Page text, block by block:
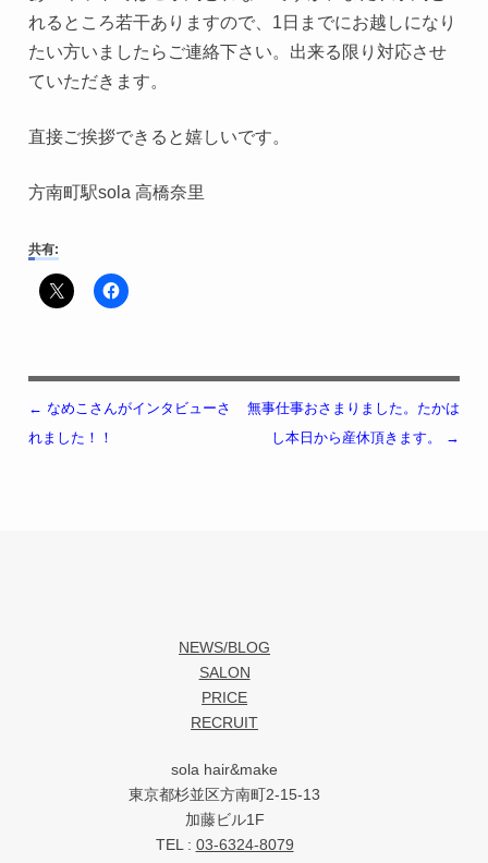
れるところ若干ありますので、1日までにお越しになり
たい方いましたらご連絡下さい。出来る限り対応させ
ていただきます。
直接ご挨拶できると嬉しいです。
方南町駅sola 高橋奈里
共有:
投稿ナビゲーション
← なめこさんがインタビューさ
れました！！
無事仕事おさまりました。たかは
し本日から産休頂きます。
→
NEWS/BLOG
SALON
PRICE
RECRUIT
sola hair&make
東京都杉並区方南町2-15-13
加藤ビル1F
TEL : 03-6324-8079